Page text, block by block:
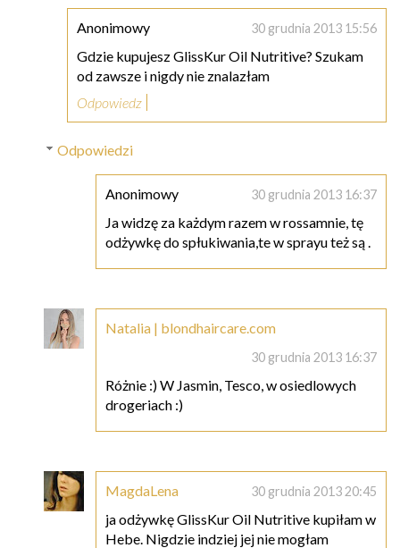
Anonimowy 30 grudnia 2013 15:56
Gdzie kupujesz GlissKur Oil Nutritive? Szukam
od zawsze i nigdy nie znalazłam
Odpowiedz
Odpowiedzi
Anonimowy 30 grudnia 2013 16:37
Ja widzę za każdym razem w rossamnie, tę
odżywkę do spłukiwania,te w sprayu też są .
Natalia | blondhaircare.com
30 grudnia 2013 16:37
Różnie :) W Jasmin, Tesco, w osiedlowych
drogeriach :)
MagdaLena 30 grudnia 2013 20:45
ja odżywkę GlissKur Oil Nutritive kupiłam w
Hebe. Nigdzie indziej jej nie mogłam